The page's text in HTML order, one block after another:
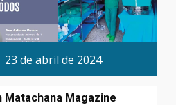
23 de abril de 2024
Matachana Magazine